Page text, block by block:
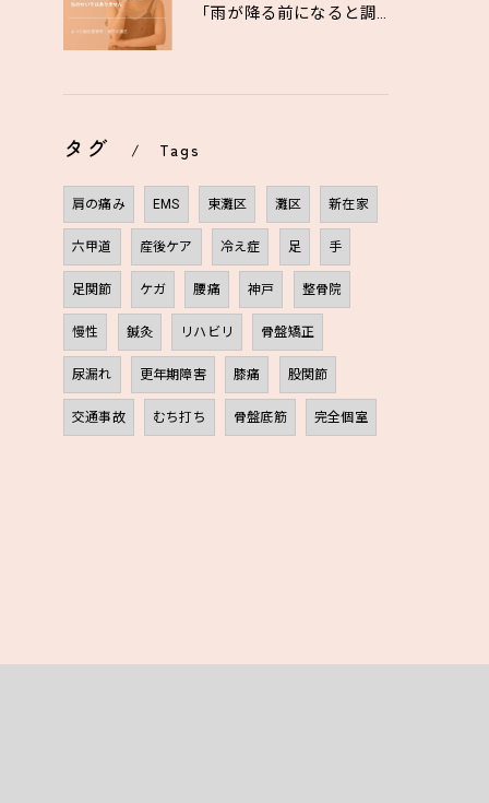
「雨が降る前になると調子が悪くなる」
タグ Tags
肩の痛み EMS 東灘区 灘区 新在家
六甲道 産後ケア 冷え症 足 手
足関節 ケガ 腰痛 神戸 整骨院
慢性 鍼灸 リハビリ 骨盤矯正
尿漏れ 更年期障害 膝痛 股関節
交通事故 むち打ち 骨盤底筋 完全個室